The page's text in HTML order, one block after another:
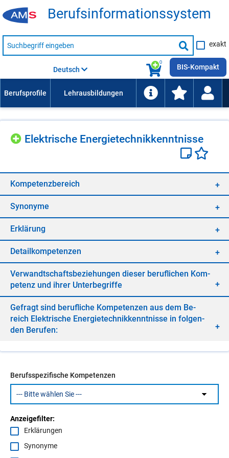
Be­rufs­in­for­ma­ti­ons­sys­tem
Suche
nach
Suche
starten
exakt
0
Deutsch BIS-Kompakt
Elek­tri­sche En­er­gie­tech­nik­kennt­nis­se
Kom­pe­tenz­be­reich
Syn­ony­me
Er­klä­rung
De­tail­kom­pe­ten­zen
Ver­wandt­schafts­be­zie­hun­gen die­ser be­ruf­li­chen Kom­
pe­tenz und ih­rer Un­ter­be­grif­fe
Ge­fragt sind be­ruf­li­che Kom­pe­ten­zen aus dem Be­
reich Elek­tri­sche En­er­gie­tech­nik­kennt­nis­se in fol­gen­
den Be­ru­fen:
Berufsspezifische Kompetenzen
Anzeigefilter:
Erklärungen
Synonyme